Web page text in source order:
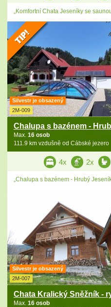
„Komfortní Chata Jeseníky se
Silvestr je obsazený
2M-009
Chalupa s bazénem -
Max. 16 osob
111.9 km vzdušně od Cábské jezero
4x 2x
„Chalupa s bazénem - Hrubý
Silvestr je obsazený
2M-007
Chata Kralický Sněžník -
Max. 16 osob